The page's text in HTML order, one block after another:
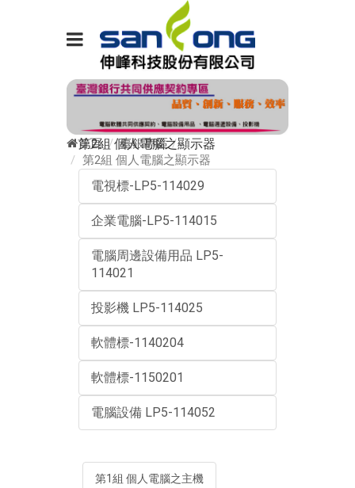
首頁
臺銀專區
第2組 個人電腦之顯示器
第2組 個人電腦之顯示器
電視標-LP5-114029
企業電腦-LP5-114015
電腦周邊設備用品 LP5-
114021
投影機 LP5-114025
軟體標-1140204
軟體標-1150201
電腦設備 LP5-114052
第1組 個人電腦之主機